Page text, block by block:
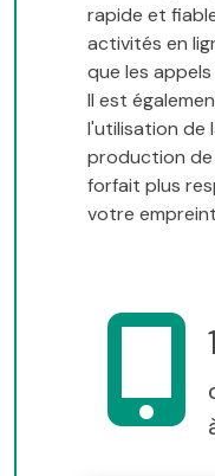
rapide et
activités en
que les
Il est
l'utilisation de
production de
forfait plus
votre